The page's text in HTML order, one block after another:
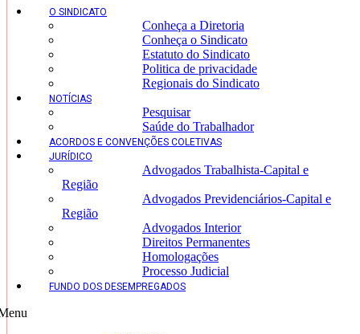
O SINDICATO
Conheça a Diretoria
Conheça o Sindicato
Estatuto do Sindicato
Politica de privacidade
Regionais do Sindicato
NOTÍCIAS
Pesquisar
Saúde do Trabalhador
ACORDOS E CONVENÇÕES COLETIVAS
JURÍDICO
Advogados Trabalhista-Capital e
Região
Advogados Previdenciários-Capital e
Região
Advogados Interior
Direitos Permanentes
Homologações
Processo Judicial
FUNDO DOS DESEMPREGADOS